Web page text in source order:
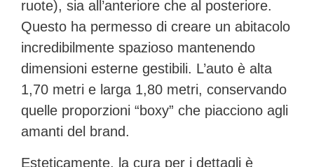
ruote), sia all’anteriore che al posteriore.
Questo ha permesso di creare un abitacolo
incredibilmente spazioso mantenendo
dimensioni esterne gestibili. L’auto è alta
1,70 metri e larga 1,80 metri, conservando
quelle proporzioni “boxy” che piacciono agli
amanti del brand.
Esteticamente, la cura per i dettagli è